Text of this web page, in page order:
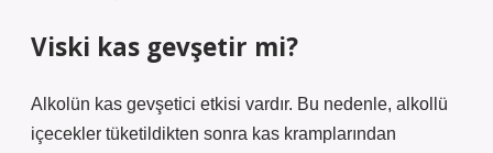
Viski kas gevşetir mi?
Alkolün kas gevşetici etkisi vardır. Bu nedenle, alkollü
içecekler tüketildikten sonra kas kramplarından